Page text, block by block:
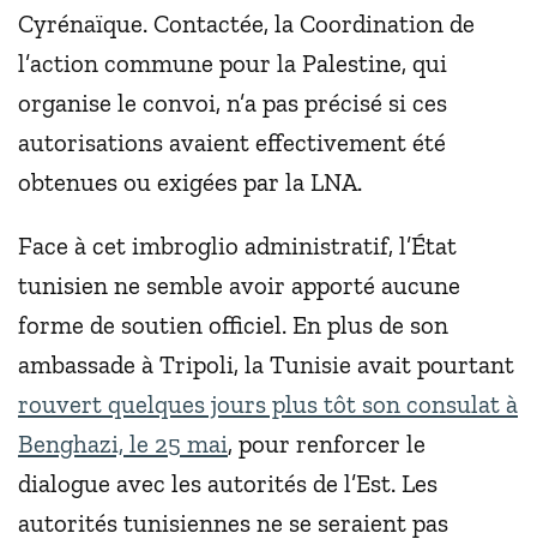
Cyrénaïque. Contactée, la Coordination de
l’action commune pour la Palestine, qui
organise le convoi, n’a pas précisé si ces
autorisations avaient effectivement été
obtenues ou exigées par la LNA.
Face à cet imbroglio administratif, l’État
tunisien ne semble avoir apporté aucune
forme de soutien officiel. En plus de son
ambassade à Tripoli, la Tunisie avait pourtant
rouvert quelques jours plus tôt son consulat à
Benghazi, le 25 mai, pour renforcer le
dialogue avec les autorités de l’Est. Les
autorités tunisiennes ne se seraient pas